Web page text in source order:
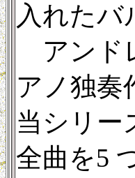
入れたバ
アンド
アノ独奏
当シリー
全曲を5